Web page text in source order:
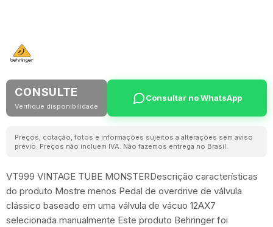
CONSULTE
Verifique disponibilidade
Consultar no WhatsApp
Preços, cotação, fotos e informações sujeitos a alterações sem aviso
prévio. Preços não incluem IVA. Não fazemos entrega no Brasil.
VT999 VINTAGE TUBE MONSTERDescrição características
do produto Mostre menos Pedal de overdrive de válvula
clássico baseado em uma válvula de vácuo 12AX7
selecionada manualmente Este produto Behringer foi